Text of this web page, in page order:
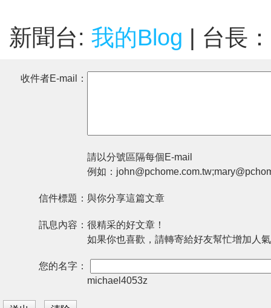
新聞台: 我的Blog | 台長：
收件者E-mail：
請以分號區隔每個E-mail
例如：
信件標題： 與你分享這篇文章
訊息內容： 很精采的好文章！
如果你也喜歡，請轉寄給好友幫忙增加人
您的名字：
michael4053z